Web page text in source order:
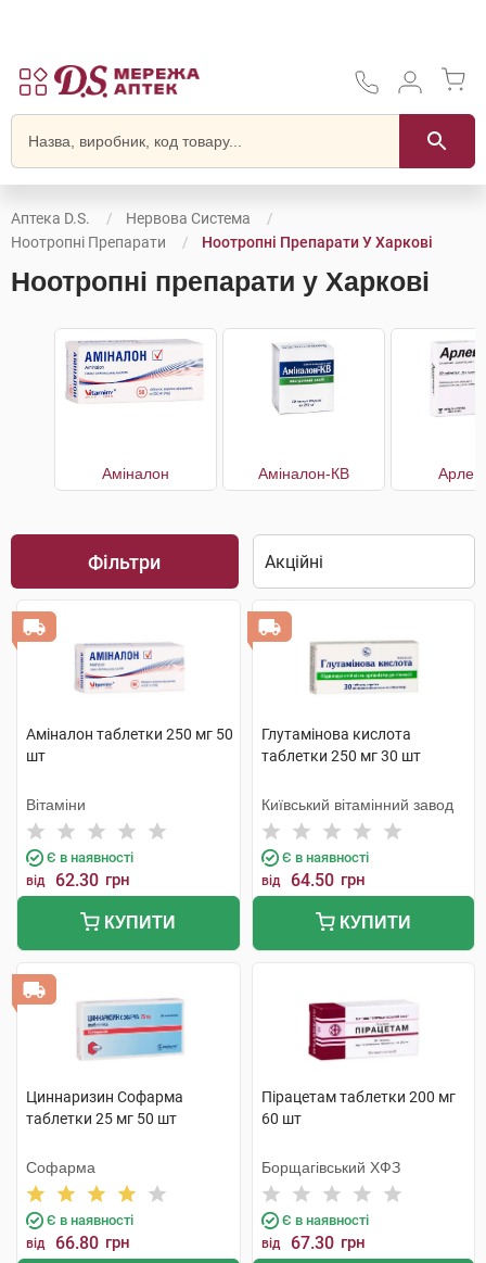
Аптека D.S.
Нервова Система
Ноотропні Препарати
Ноотропні Препарати У Харкові
Ноотропні препарати у Харкові
Аміналон Аміналон-КВ
Фільтри
Аміналон таблетки 250 мг 50
шт
Вітаміни
Є в наявності
від 62.30 грн
КУПИТИ
Глутамінова кислота
таблетки 250 мг 30 шт
Київський вітамінний завод
Є в наявності
від 64.50 грн
КУПИТИ
Циннаризин Софарма
таблетки 25 мг 50 шт
Софарма
Є в наявності
від 66.80 грн
Пірацетам таблетки 200 мг
60 шт
Борщагівський ХФЗ
Є в наявності
від 67.30 грн